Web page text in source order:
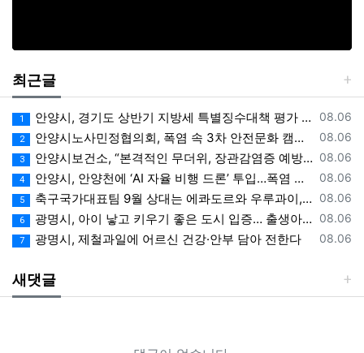
최근글
등록일
08.06
1 안양시, 경기도 상반기 지방세 특별징수대책 평가 ‘우수상’
등록일
08.06
2 안양시노사민정협의회, 폭염 속 3차 안전문화 캠페인 전개
등록일
08.06
3 안양시보건소, “본격적인 무더위, 장관감염증 예방에 각별한 주의 필요”
등록일
08.06
4 안양시, 안양천에 ‘AI 자율 비행 드론’ 투입…폭염 속 온열 질환 예방 계도
등록일
08.06
5 축구국가대표팀 9월 상대는 에콰도르와 우루과이, 9.10월 A매치 4연전 상대 모두 확정
등록일
08.06
6 광명시, 아이 낳고 키우기 좋은 도시 입증… 출생아 증가율 경기도 1위
등록일
08.06
7 광명시, 제철과일에 어르신 건강·안부 담아 전한다
새댓글